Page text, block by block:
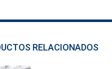
RELACIONADOS